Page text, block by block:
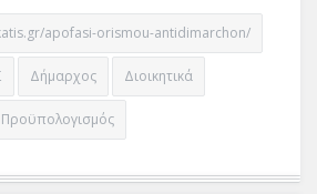
apofasi-orismou-antidimarchon/
Δήμαρχος Διοικητικά
Προϋπολογισμός